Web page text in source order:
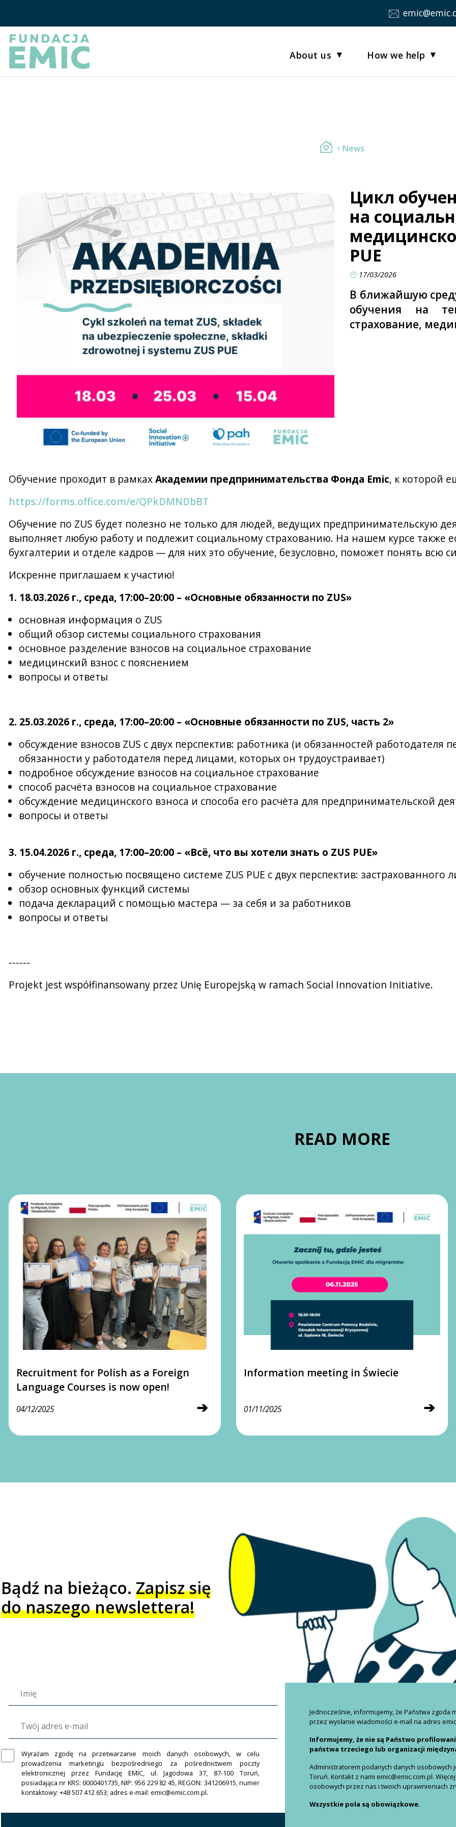
About us How we help
News
Цикл
на
PUE
17/03/2026
В ближайшую
обучения на
страхование,
Обучение проходит в рамкахАкадемии предпринимательства Фонда Emic, к которой
https://forms.office.com/e/QPkDMNDbBT
Обучение по ZUS будет полезно не только для людей, ведущих предпринимательскую
выполняет любую работу и подлежит социальному страхованию. На нашем курсе также
бухгалтерии и отделе кадров — для них это обучение, безусловно, поможет понять всю
Искренне приглашаем к участию!
1. 18.03.2026 г., среда, 17:00–20:00 – «Основные обязанности по ZUS»
основная информация о ZUS
общий обзор системы социального страхования
основное разделение взносов на социальное страхование
медицинский взнос с пояснением
вопросы и ответы
2. 25.03.2026 г., среда, 17:00–20:00 – «Основные обязанности по ZUS, часть 2»
обсуждение взносов ZUS с двух перспектив: работника (и обязанностей работодателя
обязанности у работодателя перед лицами, которых он трудоустраивает)
подробное обсуждение взносов на социальное страхование
способ расчёта взносов на социальное страхование
обсуждение медицинского взноса и способа его расчёта для предпринимательской
вопросы и ответы
3. 15.04.2026 г., среда, 17:00–20:00 – «Всё, что вы хотели знать о ZUS PUE»
обучение полностью посвящено системе ZUS PUE с двух перспектив: застрахованного
обзор основных функций системы
подача деклараций с помощью мастера — за себя и за работников
вопросы и ответы
------
Projekt jest współfinansowany przez Unię Europejską w ramach Social Innovation Initiative.
READ MORE
Recruitment for Polish as a Foreign
Language Courses is now open!
➔
04/12/2025
Information meeting in Świecie
➔
01/11/2025
Bądź na bieżąco. Zapisz się
do naszego newslettera!
Wyrażam zgodę na przetwarzanie moich danych osobowych, w celu
prowadzenia marketingu bezpośredniego za pośrednictwem poczty
elektronicznej przez Fundację EMIC, ul. Jagodowa 37, 87-100 Toruń,
posiadająca nr KRS: 0000401735, NIP: 956 229 82 45, REGON: 341206915, numer
kontaktowy: +48 507 412 653; adres e-mail: emic@emic.com.pl.
Jednocześnie, informujemy, że Państwa
przez wysłanie wiadomości e-mail na adres
Informujemy, że nie są Państwo
państwa trzeciego lub organizacji
Administratorem podanych danych osobowych
Toruń. Kontakt z nami emic@emic.com.pl.
osobowych przez nas i twoich uprawnieniach
Wszystkie pola są obowiązkowe.